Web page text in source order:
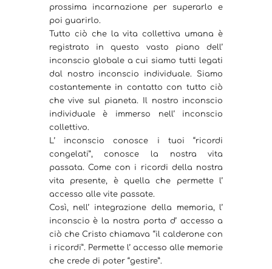
prossima incarnazione per superarlo e
poi guarirlo.
Tutto ciò che la vita collettiva umana è
registrato in questo vasto piano dell’
inconscio globale a cui siamo tutti legati
dal nostro inconscio individuale. Siamo
costantemente in contatto con tutto ciò
che vive sul pianeta. Il nostro inconscio
individuale è immerso nell’ inconscio
collettivo.
L’ inconscio conosce i tuoi “ricordi
congelati”, conosce la nostra vita
passata. Come con i ricordi della nostra
vita presente, è quella che permette l’
accesso alle vite passate.
Così, nell’ integrazione della memoria, l’
inconscio è la nostra porta d’ accesso a
ciò che Cristo chiamava “il calderone con
i ricordi”. Permette l’ accesso alle memorie
che crede di poter “gestire”.